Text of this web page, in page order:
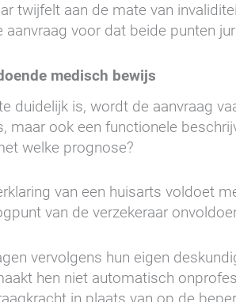
twijfelt aan de mate van
aanvraag voor dat beide punten
medisch bewijs
duidelijk is, wordt de aanvraag
maar ook een functionele
welke prognose?
van een huisarts voldoet
van de verzekeraar
vervolgens hun eigen
hen niet automatisch
in plaats van op de